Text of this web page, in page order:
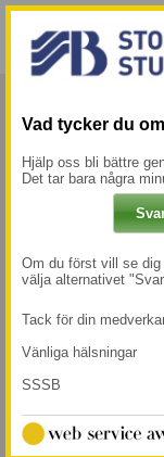
I slutet av
med cirka 300
närmsta
som är SH
Vad tycker du
Hjälp oss bli bättre
Det tar bara några
Om du först vill se
välja alternativet
Tack för din
Vänliga hälsningar
SSSB